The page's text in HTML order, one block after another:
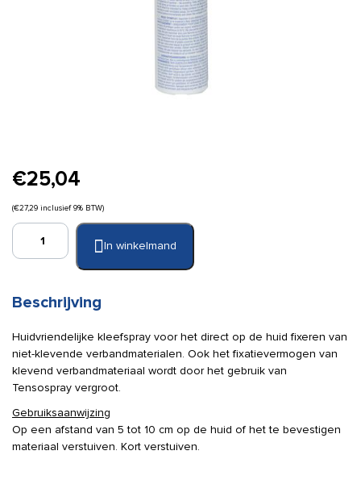
€25,04
(€27,29 inclusief 9% BTW)
Tensospray
(kleefspray)
aantal
In winkelmand
Beschrijving
Huidvriendelijke kleefspray voor het direct op de huid fixeren van
niet-klevende verbandmaterialen. Ook het fixatievermogen van
klevend verbandmateriaal wordt door het gebruik van
Tensospray vergroot.
Gebruiksaanwijzing
Op een afstand van 5 tot 10 cm op de huid of het te bevestigen
materiaal verstuiven. Kort verstuiven.